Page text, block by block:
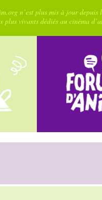
n’est plus mis à jour
plus vivants dédiés au cinéma